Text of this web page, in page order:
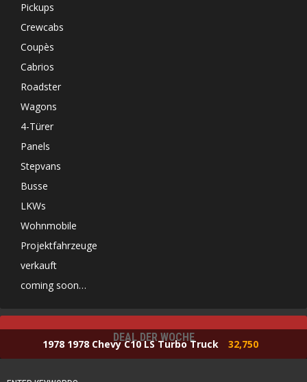
Pickups
Crewcabs
Coupès
Cabrios
Roadster
Wagons
4-Türer
Panels
Stepvans
Busse
LKWs
Wohnmobile
Projektfahrzeuge
verkauft
coming soon…
DEAL DER WOCHE
1978 1978 Chevy C10 LS Turbo Truck 32,750